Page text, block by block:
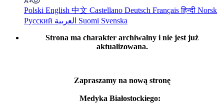
Polski English 中文 Castellano Deutsch Françaisहिन्दी Norsk
Русский
Suomi Svenska
Strona ma charakter archiwalny i nie jest już
aktualizowana.
Zapraszamy na nową stronę
Medyka Białostockiego: